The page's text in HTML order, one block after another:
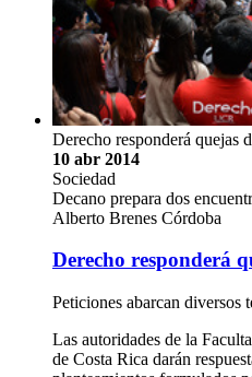
Derecho responderá quejas
10 abr 2014
Sociedad
Decano prepara dos
Alberto Brenes Córdoba
Derecho responderá
Peticiones abarcan diversos
Las autoridades de la
de Costa Rica darán